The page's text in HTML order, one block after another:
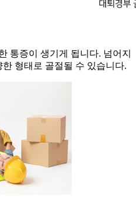
통증이 생기게 됩니다. 넘어지
형태로 골절될 수 있습니다.